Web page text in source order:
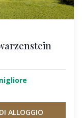
ALLOGGIO